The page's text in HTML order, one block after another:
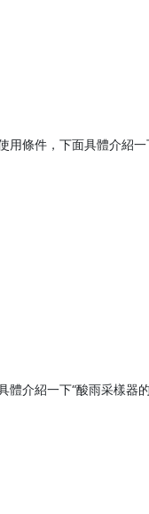
條件，下面具體介紹
介紹一下“酸雨采樣器的